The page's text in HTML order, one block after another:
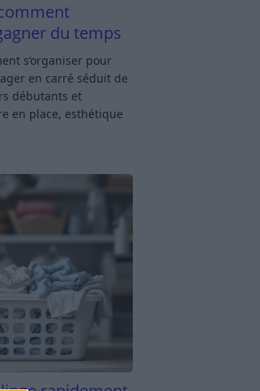
du temps
s’organiser pour
en carré séduit de
débutants et
en place, esthétique